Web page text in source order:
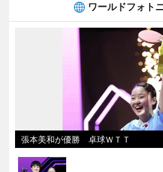
ワールドフォト
張本美和が優勝 卓球ＷＴＴ